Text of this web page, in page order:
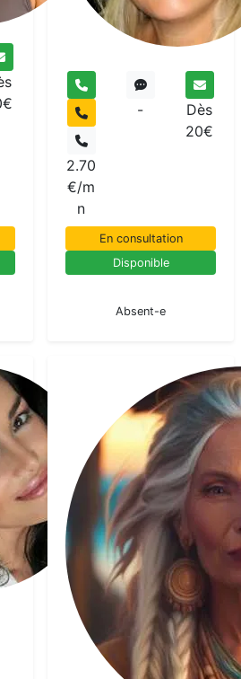
2.70
€/m
n
-
Dès
20€
En consultation
Disponible
Absent-e
Zara
Voyant